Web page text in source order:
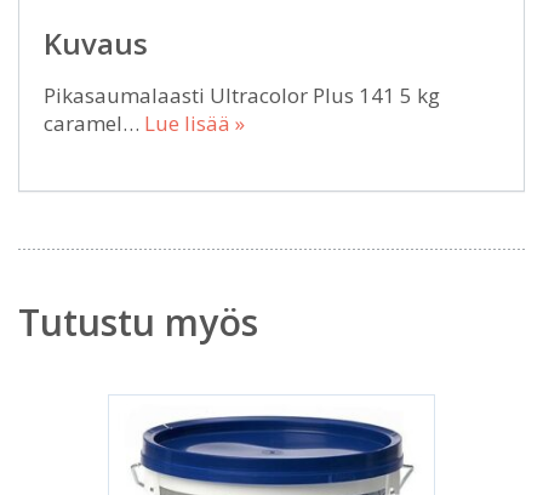
Kuvaus
Pikasaumalaasti Ultracolor Plus 141 5 kg
caramel… Lue lisää »
Tutustu myös